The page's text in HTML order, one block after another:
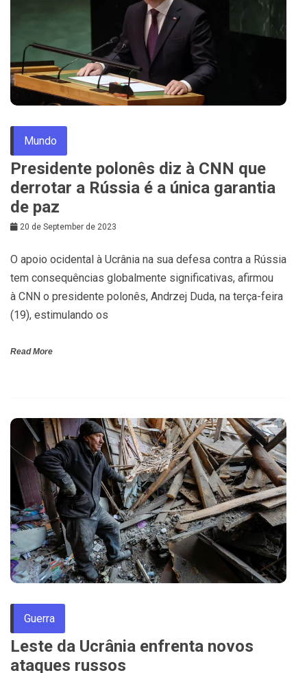
Mundo
Presidente polonês diz à CNN que
derrotar a Rússia é a única garantia
de paz
20 de September de 2023
O apoio ocidental à Ucrânia na sua defesa contra a Rússia
tem consequências globalmente significativas, afirmou
à CNN o presidente polonês, Andrzej Duda, na terça-feira
(19), estimulando os
Read More
Guerra
Leste da Ucrânia enfrenta novos
ataques russos